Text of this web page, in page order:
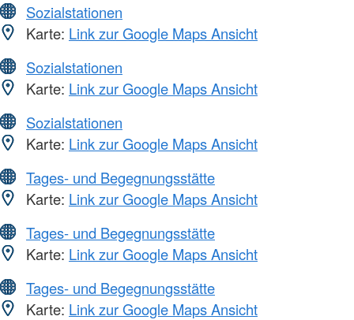
Sozialstationen
Karte: Link zur Google Maps Ansicht
Sozialstationen
Karte: Link zur Google Maps Ansicht
Sozialstationen
Karte: Link zur Google Maps Ansicht
Tages- und Begegnungsstätte
Karte: Link zur Google Maps Ansicht
Tages- und Begegnungsstätte
Karte: Link zur Google Maps Ansicht
Tages- und Begegnungsstätte
Karte: Link zur Google Maps Ansicht